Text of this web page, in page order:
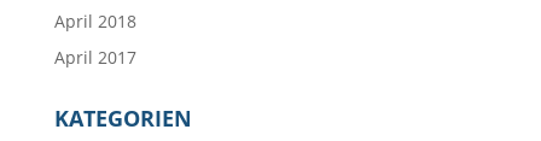
April 2018
April 2017
KATEGORIEN